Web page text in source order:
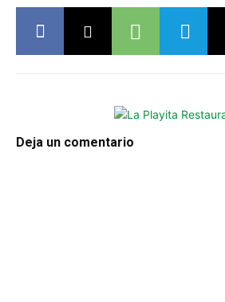
Deja un comentario